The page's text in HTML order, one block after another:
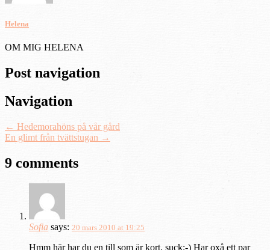
Helena
OM MIG HELENA
Post navigation
Navigation
← Hedemorahöns på vår gård
En glimt från tvättstugan →
9 comments
Sofia says: 20 mars 2010 at 19:25
Hmm här har du en till som är kort, suck;-) Har oxå ett par